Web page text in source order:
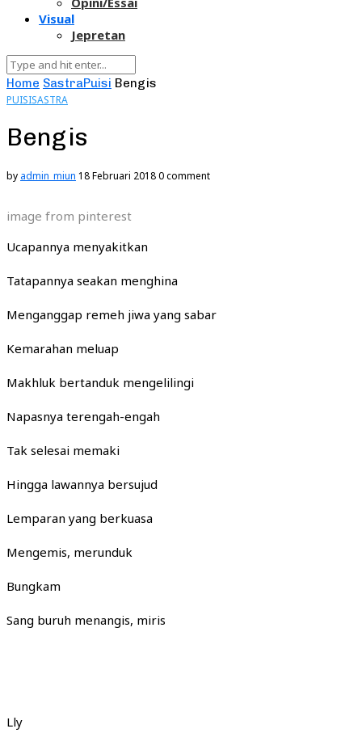
Visual
Jepretan
Home SastraPuisi Bengis
PUISISASTRA
Bengis
by admin_miun 18 Februari 20180 comment
image from pinterest
Ucapannya menyakitkan
Tatapannya seakan menghina
Menganggap remeh jiwa yang sabar
Kemarahan meluap
Makhluk bertanduk mengelilingi
Napasnya terengah-engah
Tak selesai memaki
Hingga lawannya bersujud
Lemparan yang berkuasa
Mengemis, merunduk
Bungkam
Sang buruh menangis, miris
Lly